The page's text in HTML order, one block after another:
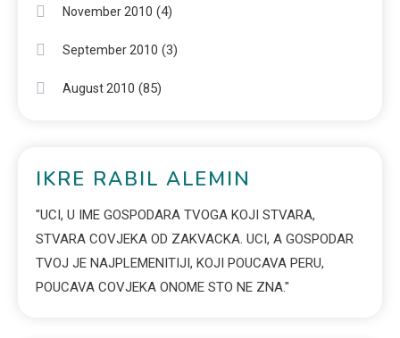
November 2010 (4)
September 2010 (3)
August 2010 (85)
IKRE RABIL ALEMIN
"UCI, U IME GOSPODARA TVOGA KOJI STVARA,
STVARA COVJEKA OD ZAKVACKA. UCI, A GOSPODAR
TVOJ JE NAJPLEMENITIJI, KOJI POUCAVA PERU,
POUCAVA COVJEKA ONOME STO NE ZNA."